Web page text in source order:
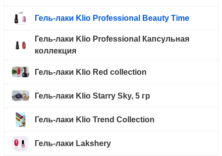
Гель-лаки Klio Professional Beauty Time
Гель-лаки Klio Professional Капсульная
коллекция
Гель-лаки Klio Red collection
Гель-лаки Klio Starry Sky, 5 гр
Гель-лаки Klio Trend Collection
Гель-лаки Lakshery